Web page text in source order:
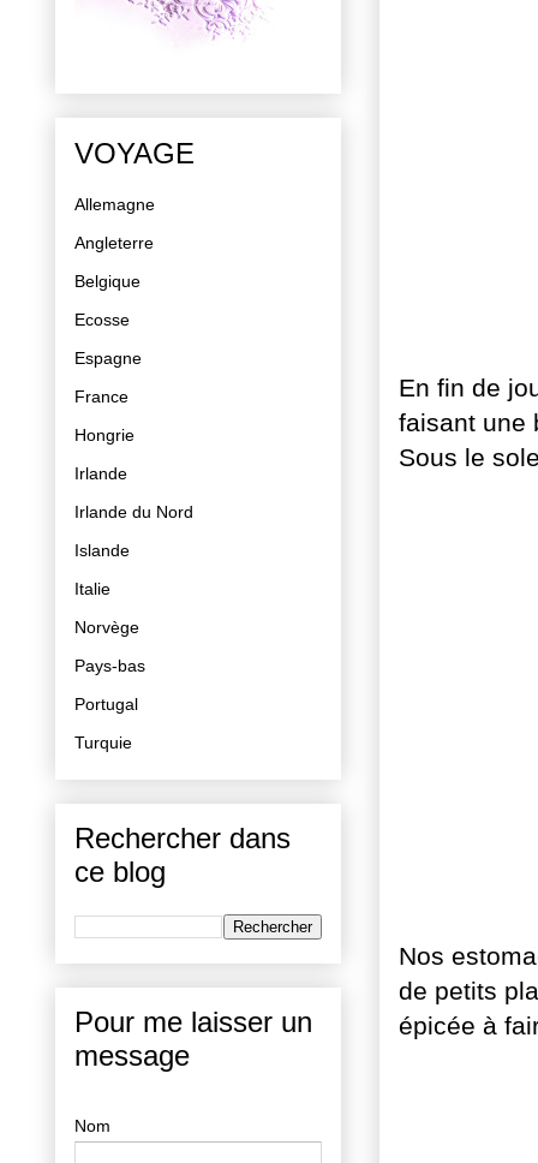
En fin de
faisant une
Sous le
Nos
de petits
épicée à
VOYAGE
Allemagne
Angleterre
Belgique
Ecosse
Espagne
France
Hongrie
Irlande
Irlande du Nord
Islande
Italie
Norvège
Pays-bas
Portugal
Turquie
Rechercher dans
ce blog
Pour me laisser un
message
Nom